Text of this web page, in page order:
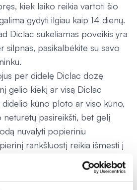
kiek laiko reikia vartoti šio
gydyti ilgiau kaip 14 dienų.
Diclac sukeliamas poveikis yra
silpnas, pasikalbėkite su savo
per didelę Diclac dozę
gelio kiekį ar visą Diclac
kūno ploto ar viso kūno,
pasireikšti, bet gelį
nuvalyti popieriniu
rankšluostį reikia išmesti į
kad nepanaudotas produktas
aplinką.